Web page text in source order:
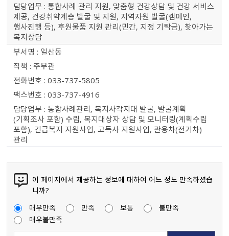
통합사례 관리 지원, 맞춤형 건강상담 및 건강 서비스
제공, 건강취약계층 발굴 및 지원, 지역자원 발굴(캠페인,
행사진행 등), 후원물품 지원 관리(민간, 지정 기탁금), 찾아가는
복지상담
일산동
주무관
033-737-5805
033-737-4916
통합사례관리, 복지사각지대 발굴, 발굴계획
(기획조사 포함) 수립, 복지대상자 상담 및 모니터링(계획수립
포함), 긴급복지 지원사업, 고독사 지원사업, 관용차(전기차)
관리
이 페이지에서 제공하는 정보에 대하여 어느 정도 만족하셨습
니까?
매우만족
만족 보통
불만족
매우불만족